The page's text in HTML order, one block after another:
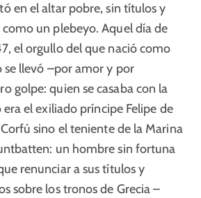
en el altar pobre, sin títulos y
un plebeyo. Aquel día de
el orgullo del que nació como
se llevó –por amor y por
golpe: quien se casaba con la
era el exiliado príncipe Felipe de
sino el teniente de la Marina
un hombre sin fortuna
renunciar a sus títulos y
sobre los tronos de Grecia –